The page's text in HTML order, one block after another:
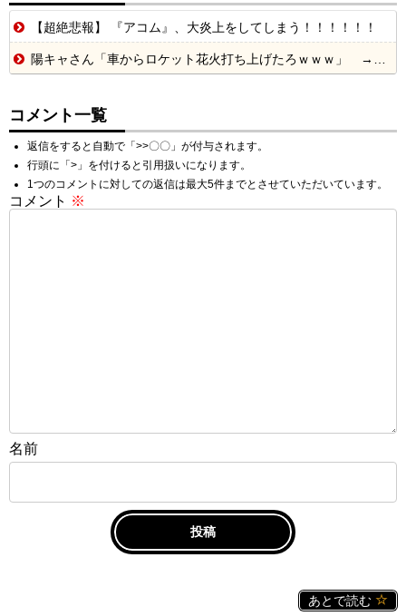
【超絶悲報】 『アコム』、大炎上をしてしまう！！！！！！
陽キャさん「車からロケット花火打ち上げたろｗｗｗ」 → サンルーフが閉まっていて無事車内に発射
コメント一覧
返信をすると自動で「>>〇〇」が付与されます。
行頭に「>」を付けると引用扱いになります。
1つのコメントに対しての返信は最大5件までとさせていただいています。
コメント ※
名前
あとで読む